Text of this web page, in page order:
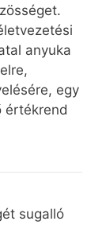
anyuka
egy
értékrend
sugalló